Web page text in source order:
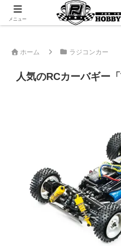
千葉県君津市でラジコンやプラモデルを
ホーム ラジコンカー
人気のRCカーバギー
メニュー